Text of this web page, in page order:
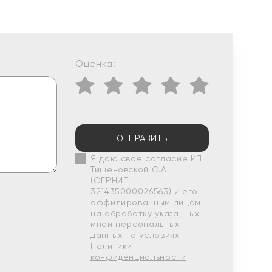
Оценка:
ОТПРАВИТЬ
Я даю свое согласие ИП
Тишеновской О.А.
(ОГРНИП
321435000026563) и его
аффилированным лицам
на обработку указанных
мной персональных
данных на условиях
Политики
конфиденциальности